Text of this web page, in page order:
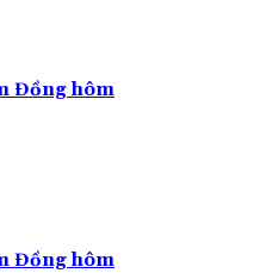
Đồng hôm
Đồng hôm